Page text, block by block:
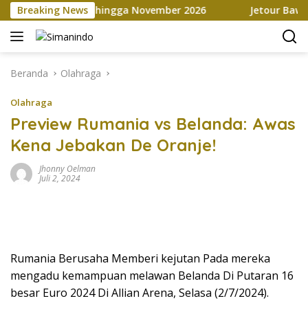
Langsung
ke
konten
Breaking News
Marketplace hingga November 2026 Jetour Bawa
Beranda Olahraga
Olahraga
Preview Rumania vs Belanda: Awas
Kena Jebakan De Oranje!
Jhonny Oelman
Juli 2, 2024
Rumania Berusaha Memberi kejutan Pada mereka
mengadu kemampuan melawan Belanda Di Putaran 16
besar Euro 2024 Di Allian Arena, Selasa (2/7/2024).